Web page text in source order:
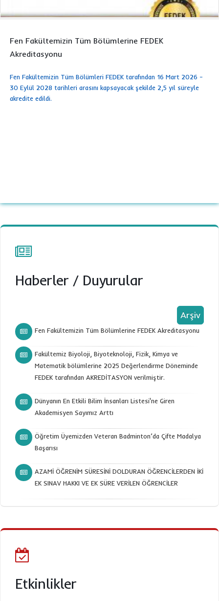
Fen Fakültemizin Tüm Bölümlerine FEDEK
Akreditasyonu
Fen Fakültemizin Tüm Bölümleri FEDEK tarafından 16 Mart 2026 –
30 Eylül 2028 tarihleri arasını kapsayacak şekilde 2,5 yıl süreyle
akredite edildi.
Haberler / Duyurular
Arşiv
Fen Fakültemizin Tüm Bölümlerine FEDEK Akreditasyonu
Fakültemiz Biyoloji, Biyoteknoloji, Fizik, Kimya ve
Matematik bölümlerine 2025 Değerlendirme Döneminde
FEDEK tarafından AKREDİTASYON verilmiştir.
Dünyanın En Etkili Bilim İnsanları Listesi'ne Giren
Akademisyen Sayımız Arttı
Öğretim Üyemizden Veteran Badminton’da Çifte Madalya
Başarısı
AZAMİ ÖĞRENİM SÜRESİNİ DOLDURAN ÖĞRENCİLERDEN İKİ
EK SINAV HAKKI VE EK SÜRE VERİLEN ÖĞRENCİLER
Etkinlikler